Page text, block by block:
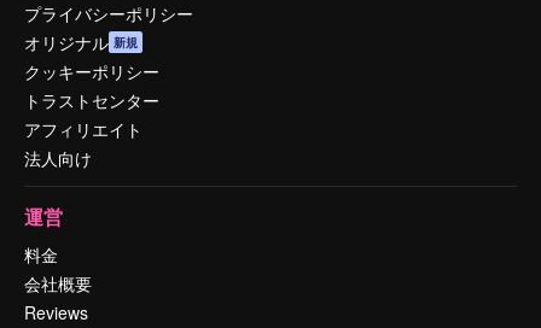
プライバシーポリシー
オリジナル 新規
クッキーポリシー
トラストセンター
アフィリエイト
法人向け
運営
料金
会社概要
Reviews